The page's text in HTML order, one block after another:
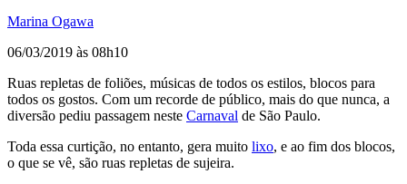
Marina Ogawa
06/03/2019 às 08h10
Ruas repletas de foliões, músicas de todos os estilos, blocos para
todos os gostos. Com um recorde de público, mais do que nunca, a
diversão pediu passagem neste Carnaval de São Paulo.
Toda essa curtição, no entanto, gera muito lixo, e ao fim dos blocos,
o que se vê, são ruas repletas de sujeira.